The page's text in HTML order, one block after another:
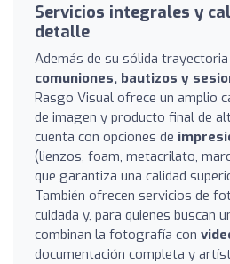
Servicios integrales y
detalle
Además de su sólida trayectoria
comuniones, bautizos y
Rasgo Visual ofrece un amplio
de imagen y producto final de
cuenta con opciones de
(lienzos, foam, metacrilato,
que garantiza una calidad
También ofrecen servicios de
cuidada y, para quienes buscan
combinan la fotografía con
documentación completa y